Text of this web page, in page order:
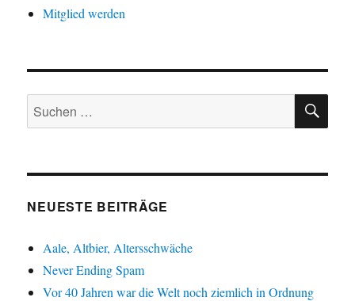
Mitglied werden
Suche
nach:
NEUESTE BEITRÄGE
Aale, Altbier, Altersschwäche
Never Ending Spam
Vor 40 Jahren war die Welt noch ziemlich in Ordnung